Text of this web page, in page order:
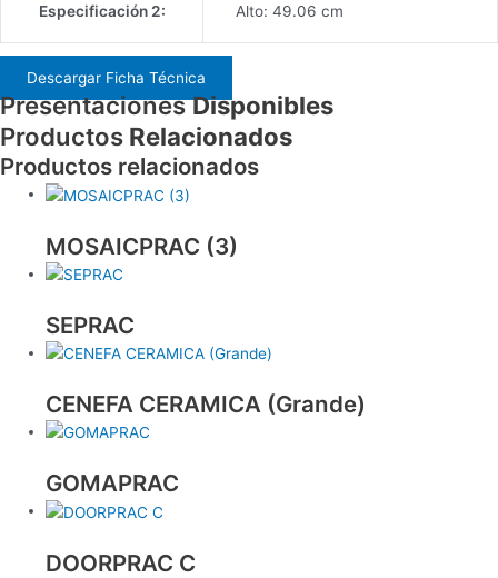
Especificación 2: Alto: 49.06 cm
Descargar Ficha Técnica
PresentacionesDisponibles
Productos Relacionados
Productos relacionados
MOSAICPRAC (3)
SEPRAC
CENEFA CERAMICA (Grande)
GOMAPRAC
DOORPRAC C